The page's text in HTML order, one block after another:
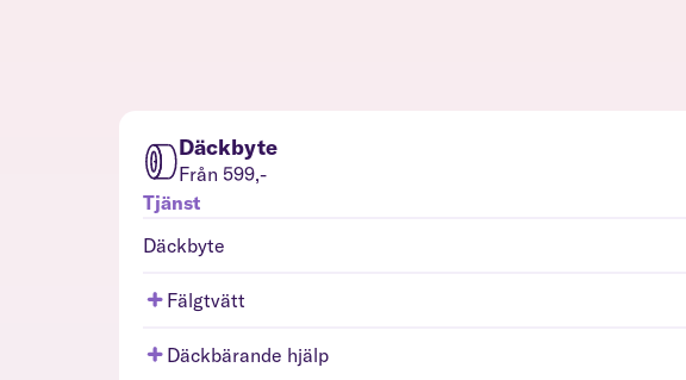
Däckbyte
Från 599,-
Tjänst
Däckbyte
Fälgtvätt
Däckbärande hjälp